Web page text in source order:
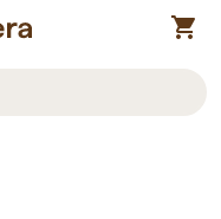
shopping_cart